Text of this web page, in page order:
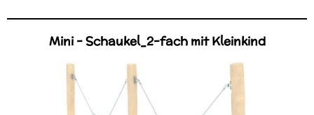
Mini - Schaukel_2-fach mit Kleinkind